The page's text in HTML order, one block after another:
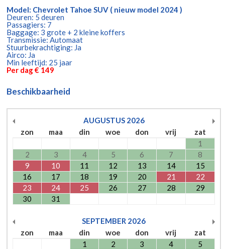
Model: Chevrolet Tahoe SUV ( nieuw model 2024 )
Deuren: 5 deuren
Passagiers: 7
Baggage: 3 grote + 2 kleine koffers
Transmissie: Automaat
Stuurbekrachtiging: Ja
Airco: Ja
Min leeftijd: 25 jaar
Per dag € 149
Beschikbaarheid
AUGUSTUS 2026
zon
maa din woe don vrij
zat
1
2
3 4 5 6 7
8
9
10 11 12 13 14
15
16
17 18 19 20 21
22
23
24 25 26 27 28
29
30
31
SEPTEMBER 2026
zon
maa din woe don vrij
zat
1
2 3 4
5